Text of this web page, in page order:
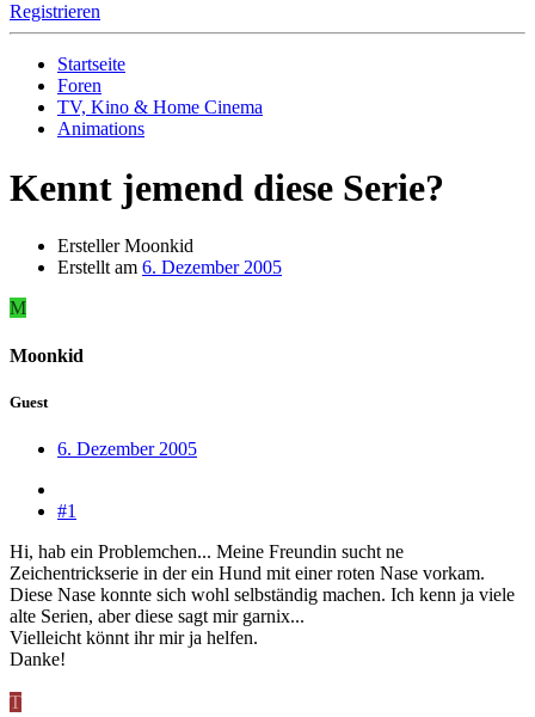
Registrieren
Startseite
Foren
TV, Kino & Home Cinema
Animations
Kennt jemend diese Serie?
Ersteller Moonkid
Erstellt am 6. Dezember 2005
M
Moonkid
Guest
6. Dezember 2005
#1
Hi, hab ein Problemchen... Meine Freundin sucht ne
Zeichentrickserie in der ein Hund mit einer roten Nase vorkam.
Diese Nase konnte sich wohl selbständig machen. Ich kenn ja viele
alte Serien, aber diese sagt mir garnix...
Vielleicht könnt ihr mir ja helfen.
Danke!
T